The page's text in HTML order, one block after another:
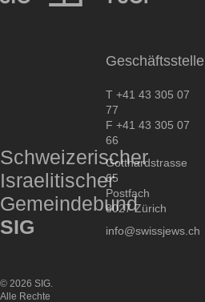
Schweizerischer
Israelitischer
Gemeindebund
SIG
Geschäftsstelle
T +41 43 305 07
77
F +41 43 305 07
66
Gotthardstrasse
65
Postfach
8027 Zürich
info@swissjews.ch
© 2026 SIG.
Alle Rechte